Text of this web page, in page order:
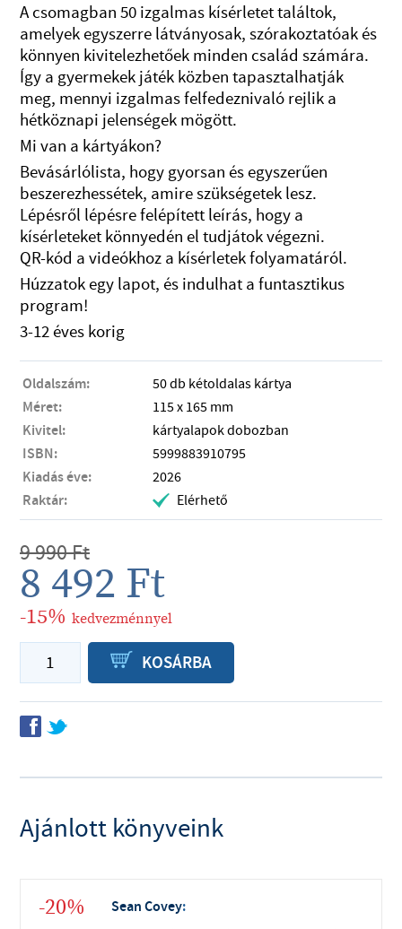
A csomagban 50 izgalmas kísérletet találtok,
amelyek egyszerre látványosak, szórakoztatóak és
könnyen kivitelezhetőek minden család számára.
Így a gyermekek játék közben tapasztalhatják
meg, mennyi izgalmas felfedeznivaló rejlik a
hétköznapi jelenségek mögött.
Mi van a kártyákon?
Bevásárlólista, hogy gyorsan és egyszerűen
beszerezhessétek, amire szükségetek lesz.
Lépésről lépésre felépített leírás, hogy a
kísérleteket könnyedén el tudjátok végezni.
QR-kód a videókhoz a kísérletek folyamatáról.
Húzzatok egy lapot, és indulhat a funtasztikus
program!
3-12 éves korig
Oldalszám: 50 db kétoldalas kártya
Méret: 115 x 165 mm
Kivitel: kártyalapok dobozban
ISBN: 5999883910795
Kiadás éve: 2026
Raktár: . Elérhető
9 990Ft
8 492 Ft
-15% kedvezménnyel
P KOSÁRBA
f t
Ajánlott könyveink
-20% Sean Covey: